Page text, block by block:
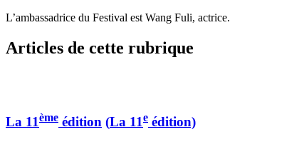
L’ambassadrice du Festival est Wang Fuli, actrice.
Articles de cette rubrique
La 11ème édition (La 11e édition)